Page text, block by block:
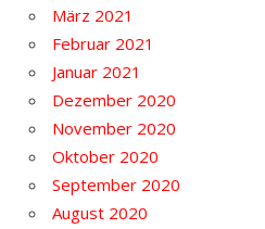
März 2021
Februar 2021
Januar 2021
Dezember 2020
November 2020
Oktober 2020
September 2020
August 2020